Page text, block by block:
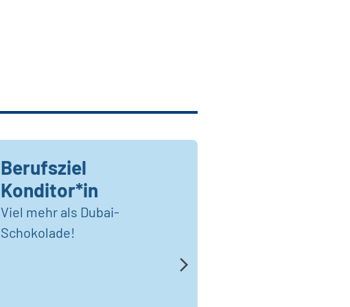
Berufsziel
Konditor*in
Viel mehr als Dubai-
Schokolade!